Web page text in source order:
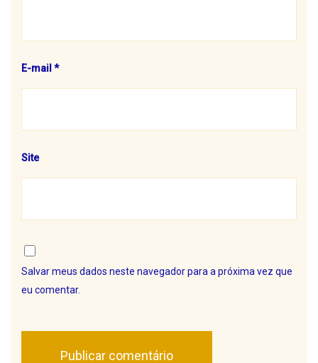
E-mail *
Site
Salvar meus dados neste navegador para a próxima vez que
eu comentar.